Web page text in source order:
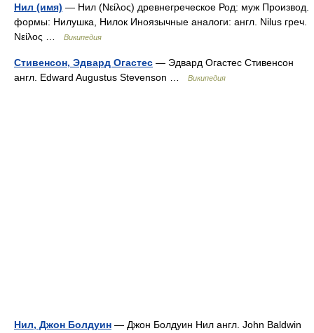
Нил (имя) — Нил (Νείλος) древнегреческое Род: муж Производ.
формы: Нилушка, Нилок Иноязычные аналоги: англ. Nilus греч.
Νείλος …
Википедия
Стивенсон, Эдвард Огастес — Эдвард Огастес Стивенсон
англ. Edward Augustus Stevenson …
Википедия
Нил, Джон Болдуин — Джон Болдуин Нил англ. John Baldwin